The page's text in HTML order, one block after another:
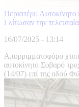
Περιστέρι:
Γλίτωσαν την
16/07/2025 - 13:14
Aπορριμματοφόρο
αυτοκίνητο Σοβαρό
(14/07) επί της οδού